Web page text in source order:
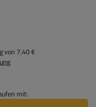
von 7,40 €
mit: